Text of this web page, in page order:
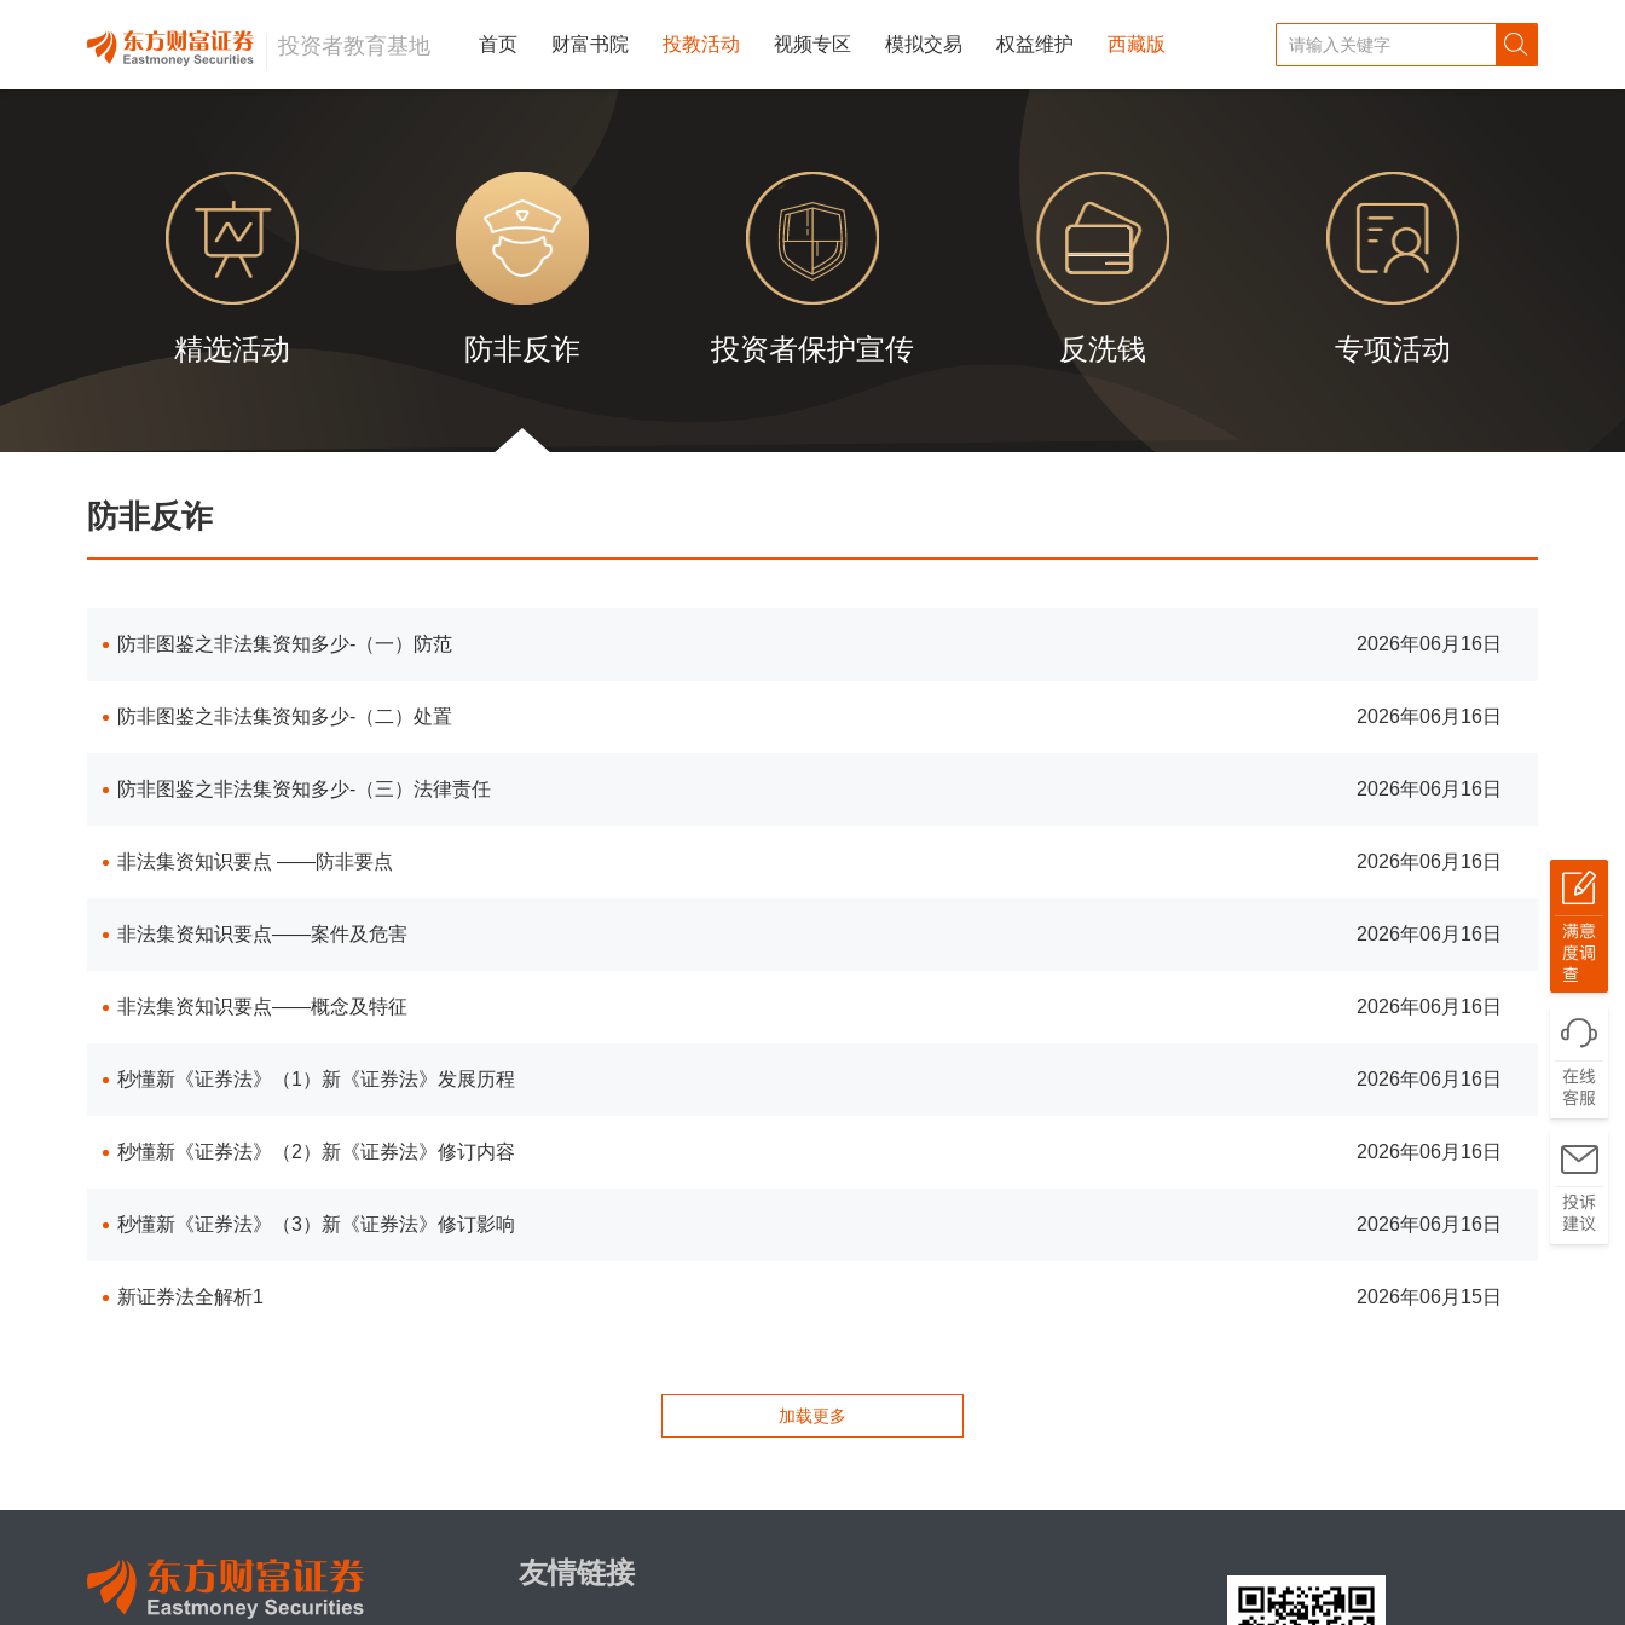
投资者教育基地 首页 财富书院 投教活动 视频专区 模拟交易 权益维护 西藏版
精选活动 防非反诈 投资者保护宣传 反洗钱 专项活动
防非反诈
2026年06月16日
防非图鉴之非法集资知多少-（一）防范
2026年06月16日
防非图鉴之非法集资知多少-（二）处置
2026年06月16日
防非图鉴之非法集资知多少-（三）法律责任
2026年06月16日
非法集资知识要点 ——防非要点
2026年06月16日
非法集资知识要点——案件及危害
2026年06月16日
非法集资知识要点——概念及特征
2026年06月16日
秒懂新《证券法》（1）新《证券法》发展历程
2026年06月16日
秒懂新《证券法》（2）新《证券法》修订内容
2026年06月16日
秒懂新《证券法》（3）新《证券法》修订影响
2026年06月15日
新证券法全解析1
加载更多
友情链接